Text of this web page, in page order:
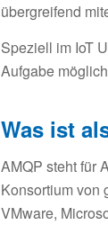
übergreifend
Speziell im IoT
Aufgabe
Was ist
AMQP steht für
Konsortium von
VMware,